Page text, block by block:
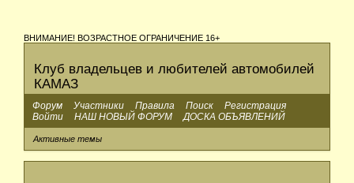
ВНИМАНИЕ! ВОЗРАСТНОЕ ОГРАНИЧЕНИЕ 16+
Клуб владельцев и любителей автомобилей
КАМАЗ
Форум Участники Правила Поиск
Регистрация
Войти
НАШ НОВЫЙ ФОРУМ ДОСКА ОБЪЯВЛЕНИЙ
Активные темы